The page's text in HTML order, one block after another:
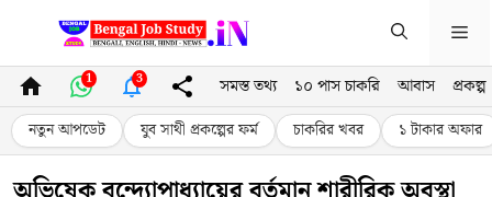
content
1 3 সমস্ত তথ্য ১০ পাস চাকরি আবাস প্রকল্প
নতুন আপডেট যুব সাথী প্রকল্পের ফর্ম চাকরির খবর ১ টাকার অফার